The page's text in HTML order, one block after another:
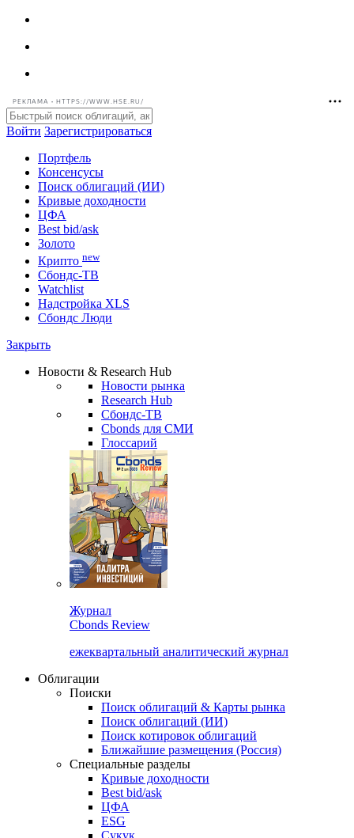
РЕКЛАМА • HTTPS://WWW.HSE.RU/
Войти Зарегистрироваться
Портфель
Консенсусы
Поиск облигаций (ИИ)
Кривые доходности
ЦФА
Best bid/ask
Золото
Крипто new
Watchlist
Сбондс Люди
Новости & Research Hub
Новости рынка
Research Hub
Сбондс-ТВ
Cbonds для СМИ
Глоссарий
Cbonds Review
ежеквартальный аналитический журнал
Облигации
Поиски
Поиск облигаций & Карты рынка
Поиск облигаций (ИИ)
Поиск котировок облигаций
Ближайшие размещения (Россия)
Специальные разделы
Кривые доходности